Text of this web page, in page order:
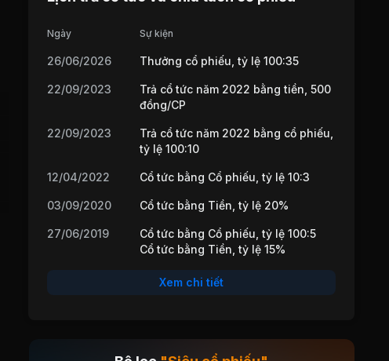
Ngày Sự kiện
26/06/2026 Thưởng cổ phiếu, tỷ lệ 100:35
22/09/2023
Trả cổ tức năm 2022 bằng tiền, 500
đồng/CP
22/09/2023
Trả cổ tức năm 2022 bằng cổ phiếu,
tỷ lệ 100:10
12/04/2022 Cổ tức bằng Cổ phiếu, tỷ lệ 10:3
03/09/2020 Cổ tức bằng Tiền, tỷ lệ 20%
27/06/2019
Cổ tức bằng Cổ phiếu, tỷ lệ 100:5
Cổ tức bằng Tiền, tỷ lệ 15%
Bán ưu đãi, tỷ lệ 10:9, giá 10000
Xem chi tiết